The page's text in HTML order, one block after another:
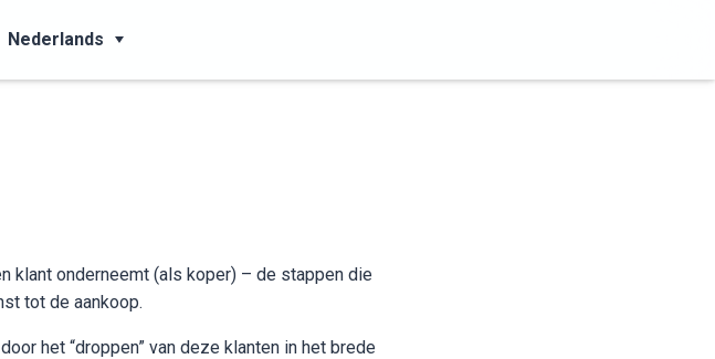
Nederlands
klant onderneemt (als koper) – de stappen die
tot de aankoop.
het “droppen” van deze klanten in het brede